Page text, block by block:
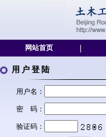
网站首页
用户登陆
用户名：
密 码：
验证码：